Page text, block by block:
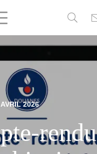
2026
rendu
cookies